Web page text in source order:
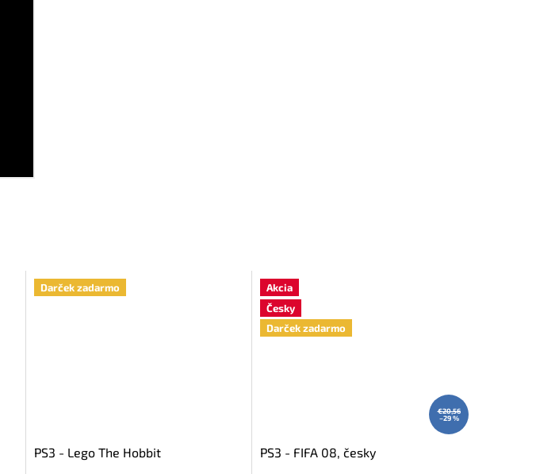
Darček zadarmo
PS3 - Lego The Hobbit
Akcia
Česky
Darček zadarmo
€20,56
–29 %
PS3 - FIFA 08, česky